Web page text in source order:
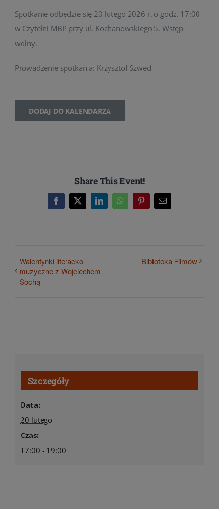
Spotkanie odbędzie się 20 lutego 2026 r. o godz. 17:00
w Czytelni MBP przy ul. Kochanowskiego 5. Wstęp
wolny.
Prowadzenie spotkania: Krzysztof Szwed
DODAJ DO KALENDARZA
Share This Event!
Facebook
X LinkedInWhatsAppPinterestEmail
Walentynki literacko-
muzyczne z Wojciechem
Sochą
Biblioteka Filmów
Szczegóły
Data:
20 lutego
Czas:
17:00 - 19:00